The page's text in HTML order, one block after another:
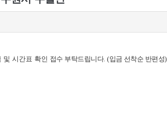
및 시간표 확인 접수 부탁드립니다. (입금 선착순 반편성)